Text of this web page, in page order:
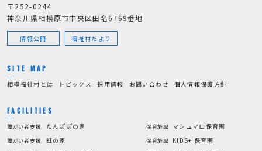
〒252-0244
神奈川県相模原市中央区田名6769番地
情報公開 福祉村だより
SITE MAP
相模福祉村とは トピックス 採用情報 お問い合わせ 個人情報保護方針
FACILITIES
障がい者支援 たんぽぽの家
障がい者支援 虹の家
保育施設 マシュマロ保育園
保育施設 KIDS+ 保育園